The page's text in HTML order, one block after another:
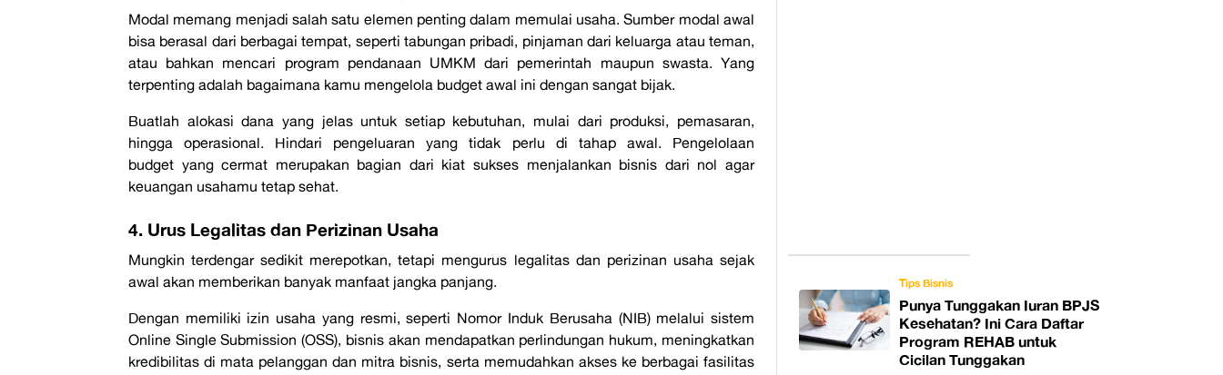
Modal memang menjadi salah satu elemen penting dalam memulai usaha. Sumber modal awal
bisa berasal dari berbagai tempat, seperti tabungan pribadi, pinjaman dari keluarga atau teman,
atau bahkan mencari program pendanaan UMKM dari pemerintah maupun swasta. Yang
terpenting adalah bagaimana kamu mengelola budgetawal ini dengan sangat bijak.
Buatlah alokasi dana yang jelas untuk setiap kebutuhan, mulai dari produksi, pemasaran,
hingga operasional. Hindari pengeluaran yang tidak perlu di tahap awal. Pengelolaan
budgetyang cermat merupakan bagian dari kiat sukses menjalankan bisnis dari nol agar
keuangan usahamu tetap sehat.
4. Urus Legalitas dan Perizinan Usaha
Mungkin terdengar sedikit merepotkan, tetapi mengurus legalitas dan perizinan usaha sejak
awal akan memberikan banyak manfaat jangka panjang.
Dengan memiliki izin usaha yang resmi, seperti Nomor Induk Berusaha (NIB) melalui sistem
Online Single Submission (OSS), bisnis akan mendapatkan perlindungan hukum, meningkatkan
kredibilitas di mata pelanggan dan mitra bisnis, serta memudahkan akses ke berbagai fasilitas
Tips Bisnis
Punya Tunggakan Iuran BPJS
Kesehatan? Ini Cara Daftar
Program REHAB untuk
Cicilan Tunggakan